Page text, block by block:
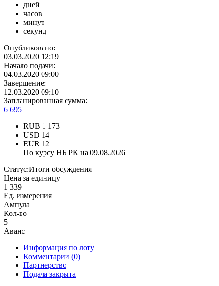
дней
часов
минут
секунд
Опубликовано:
03.03.2020 12:19
Начало подачи:
04.03.2020 09:00
Завершение:
12.03.2020 09:10
Запланированная сумма:
6 695
RUB 1 173
USD 14
EUR 12
По курсу НБ РК на 09.08.2026
Статус:Итоги обсуждения
Цена за единицу
1 339
Ед. измерения
Ампула
Кол-во
5
Аванс
Информация по лоту
Комментарии (0)
Партнерство
Подача закрыта